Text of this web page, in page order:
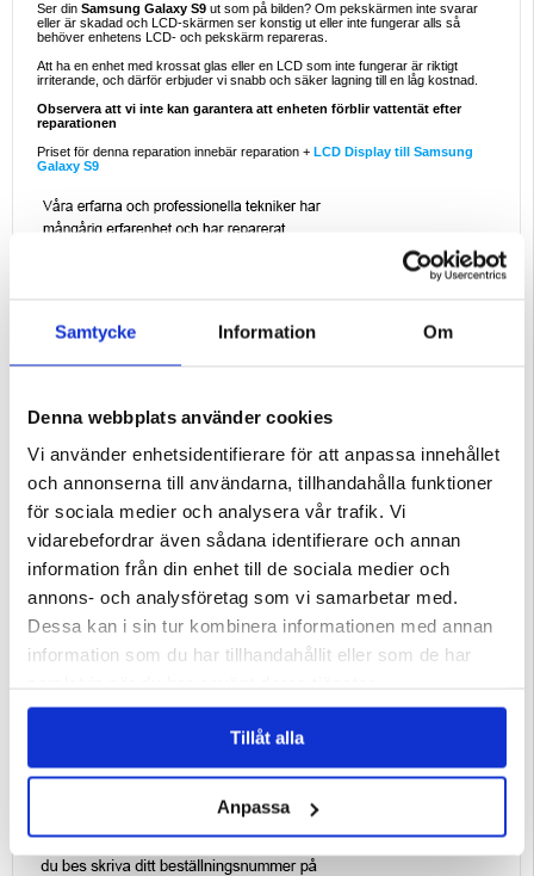
Samtycke Information Om
Denna webbplats använder cookies
Vi använder enhetsidentifierare för att anpassa innehållet
och annonserna till användarna, tillhandahålla funktioner
för sociala medier och analysera vår trafik. Vi
vidarebefordrar även sådana identifierare och annan
information från din enhet till de sociala medier och
annons- och analysföretag som vi samarbetar med.
Dessa kan i sin tur kombinera informationen med annan
information som du har tillhandahållit eller som de har
Tillåt alla
Anpassa
Ser din Samsung Galaxy S9 ut som på bilden? Om pekskärmen inte svarar
eller är skadad och LCD-skärmen ser konstig ut eller inte fungerar alls så
behöver enhetens LCD- och pekskärm repareras.
Att ha en enhet med krossat glas eller en LCD som inte fungerar är riktigt
irriterande, och därför erbjuder vi snabb och säker lagning till en låg kostnad.
Observera att vi inte kan garantera att enheten förblir vattentät efter
reparationen
Priset för denna reparation innebär reparation + LCD Display till Samsung
Galaxy S9